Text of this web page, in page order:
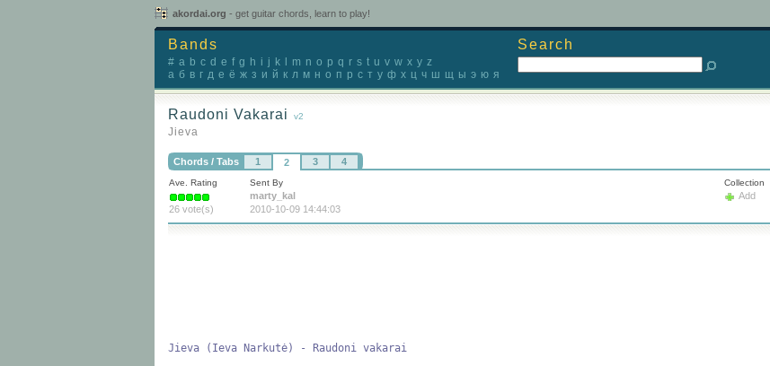
akordai.org - get guitar chords, learn to play!
Bands
# a b c d e f g h i j k m n o p q r s t u v w x y z
а б в г д е ё ж з и й к л м н о п р с т у ф х ц ч ш щ ы э ю я
Search
Raudoni Vakarai v2
Jieva
Chords / Tabs 1 2 3 4
Ave. Rating
26 vote(s)
Sent By
marty_kal
2010-10-09 14:44:03
Collection
Add
Jieva (Ieva Narkutė) - Raudoni vakarai